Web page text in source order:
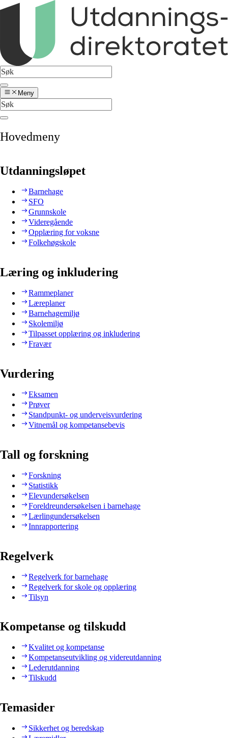
Meny
Hovedmeny
Utdanningsløpet
Barnehage
SFO
Grunnskole
Videregående
Opplæring for voksne
Folkehøgskole
Læring og inkludering
Rammeplaner
Læreplaner
Barnehagemiljø
Skolemiljø
Tilpasset opplæring og inkludering
Fravær
Vurdering
Eksamen
Prøver
Standpunkt- og underveisvurdering
Vitnemål og kompetansebevis
Tall og forskning
Forskning
Statistikk
Elevundersøkelsen
Foreldreundersøkelsen i barnehage
Lærlingundersøkelsen
Innrapportering
Regelverk
Regelverk for barnehage
Regelverk for skole og opplæring
Tilsyn
Kompetanse og tilskudd
Kvalitet og kompetanse
Kompetanseutvikling og videreutdanning
Lederutdanning
Tilskudd
Temasider
Sikkerhet og beredskap